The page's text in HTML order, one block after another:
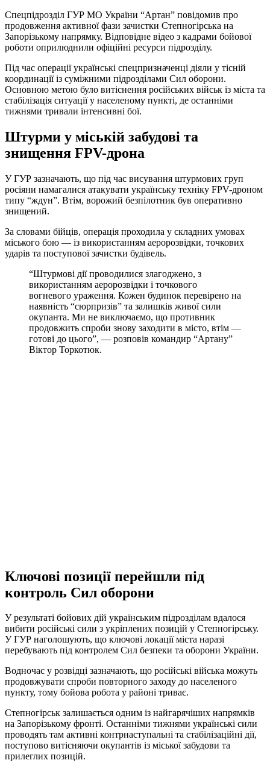
Спецпідрозділ ГУР МО України “Артан” повідомив про
продовження активної фази зачистки Степногірська на
Запорізькому напрямку. Відповідне відео з кадрами бойової
роботи оприлюднили офіційні ресурси підрозділу.
Під час операції українські спецпризначенці діяли у тісній
координації із суміжними підрозділами Сил оборони.
Основною метою було витіснення російських військ із міста та
стабілізація ситуації у населеному пункті, де останніми
тижнями тривали інтенсивні бої.
Штурми у міській забудові та
знищення FPV-дрона
У ГУР зазначають, що під час висування штурмових груп
росіяни намагалися атакувати українську техніку FPV-дроном
типу “ждун”. Втім, ворожий безпілотник був оперативно
знищений.
За словами бійців, операція проходила у складних умовах
міського бою — із використанням аеророзвідки, точкових
ударів та поступової зачистки будівель.
“Штурмові дії проводилися злагоджено, з
використанням аеророзвідки і точкового
вогневого ураження. Кожен будинок перевірено на
наявність “сюрпризів” та залишків живої сили
окупанта. Ми не виключаємо, що противник
продовжить спроби знову заходити в місто, втім —
готові до цього”, — розповів командир “Артану”
Віктор Торкотюк.
Ключові позиції перейшли під
контроль Сил оборони
У результаті бойових дій українським підрозділам вдалося
вибити російські сили з укріплених позицій у Степногірську.
У ГУР наголошують, що ключові локації міста наразі
перебувають під контролем Сил безпеки та оборони України.
Водночас у розвідці зазначають, що російські війська можуть
продовжувати спроби повторного заходу до населеного
пункту, тому бойова робота у районі триває.
Степногірськ залишається одним із найгарячіших напрямків
на Запорізькому фронті. Останніми тижнями українські сили
проводять там активні контрнаступальні та стабілізаційні дії,
поступово витісняючи окупантів із міської забудови та
прилеглих позицій.